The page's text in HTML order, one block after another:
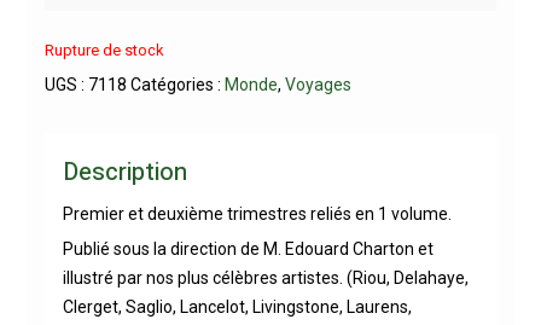
Rupture de stock
UGS : 7118 Catégories : Monde, Voyages
Description
Premier et deuxième trimestres reliés en 1 volume.
Publié sous la direction de M. Edouard Charton et
illustré par nos plus célèbres artistes. (Riou, Delahaye,
Clerget, Saglio, Lancelot, Livingstone, Laurens,